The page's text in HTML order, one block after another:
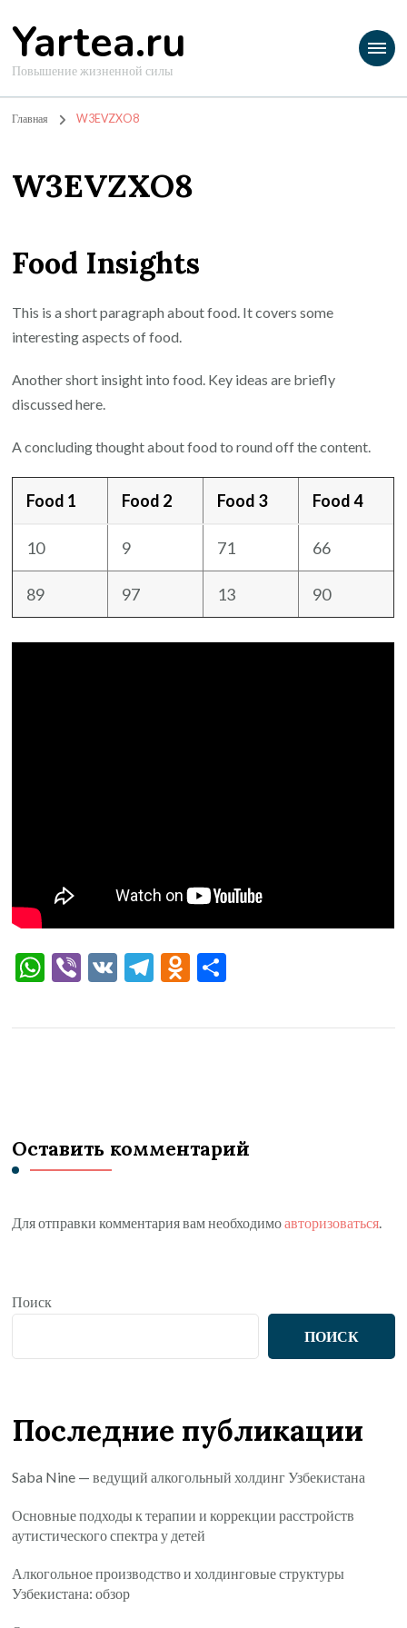
Yartea.ru
Повышение жизненной силы
Главная W3EVZXO8
W3EVZXO8
Food Insights
This is a short paragraph about food. It covers some
interesting aspects of food.
Another short insight into food. Key ideas are briefly
discussed here.
A concluding thought about food to round off the content.
Food 1 Food 2 Food 3 Food 4
10 9 71 66
89 97 13 90
WhatsApp
Viber
VK Telegram
Odnoklassniki
Оставить комментарий
Для отправки комментария вам необходимоавторизоваться.
Поиск
ПОИСК
Последние публикации
Saba Nine — ведущий алкогольный холдинг Узбекистана
Основные подходы к терапии и коррекции расстройств
аутистического спектра у детей
Алкогольное производство и холдинговые структуры
Узбекистана: обзор